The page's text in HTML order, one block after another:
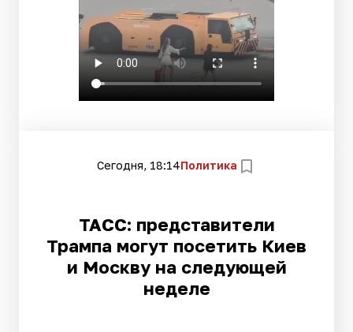
Сегодня, 18:14Политика
ТАСС: представители
Трампа могут посетить Киев
и Москву на следующей
неделе